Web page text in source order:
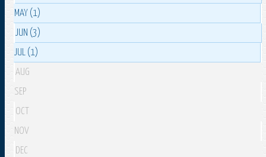
MAY (1)
JUN (3)
JUL (1)
AUG
SEP
OCT
NOV
DEC